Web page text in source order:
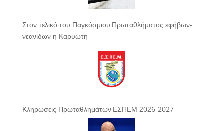
Στον τελικό του Παγκόσμιου Πρωταθλήματος εφήβων-
νεανίδων η Καρυώτη
Κληρώσεις Πρωταθλημάτων ΕΣΠΕΜ 2026-2027